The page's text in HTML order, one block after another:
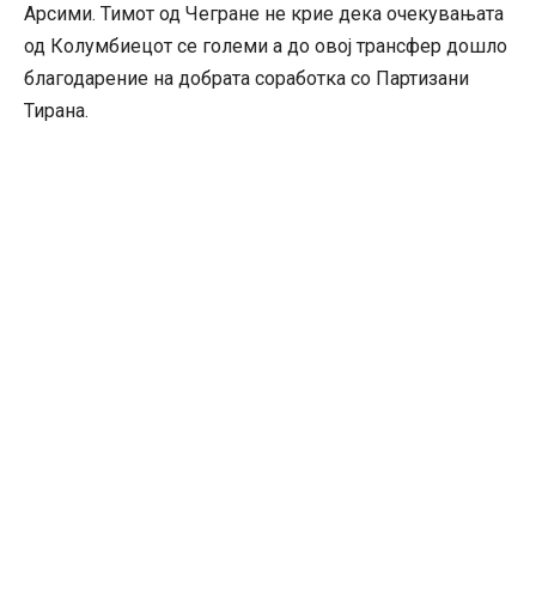
Арсими. Тимот од Чегране не крие дека очекувањата
од Колумбиецот се големи а до овој трансфер дошло
благодарение на добрата соработка со Партизани
Тирана.